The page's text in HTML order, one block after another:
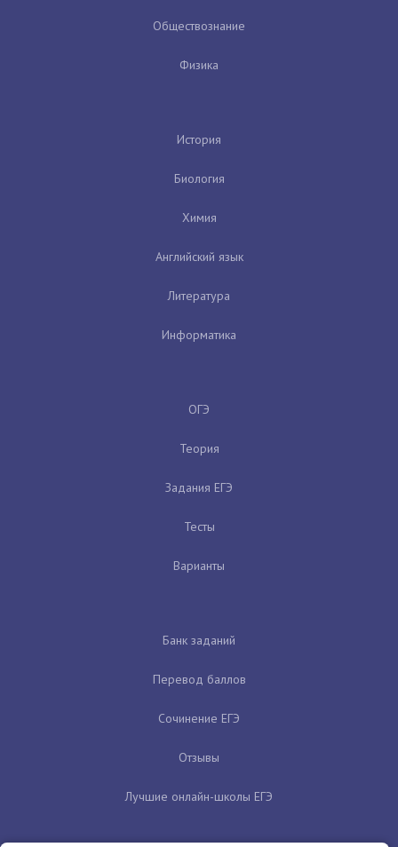
Обществознание
Физика
История
Биология
Химия
Английский язык
Литература
Информатика
ОГЭ
Теория
Задания ЕГЭ
Тесты
Варианты
Банк заданий
Перевод баллов
Сочинение ЕГЭ
Отзывы
Лучшие онлайн-школы ЕГЭ